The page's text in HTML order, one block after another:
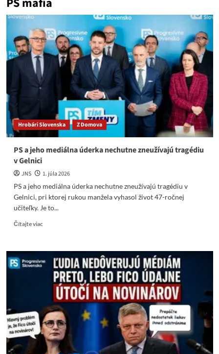
Hrobári Slovenska Z Domova
PS a jeho mediálna úderka nechutne zneužívajú tragédiu
v Gelnici
JNS
1. júla 2026
PS a jeho mediálna úderka nechutne zneužívajú tragédiu v
Gelnici, pri ktorej rukou manžela vyhasol život 47-ročnej
učiteľky. Je to...
Čítajte viacRead
PS
a
jeho
mediálna
úderka
nechutne
zneužívajú
tragédiu
v
Gelnici